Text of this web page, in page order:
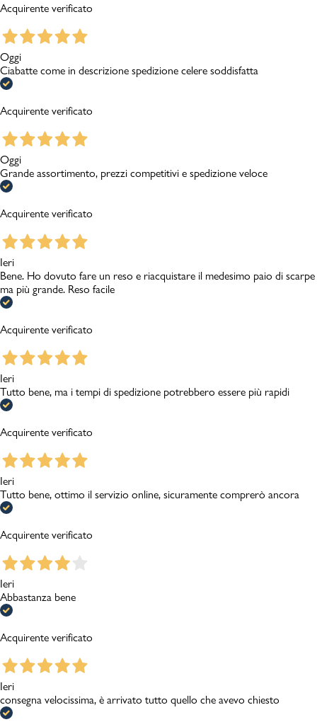
Acquirente verificato
Oggi
Ciabatte come in descrizione spedizione celere soddisfatta
Acquirente verificato
Oggi
Grande assortimento, prezzi competitivi e spedizione veloce
Acquirente verificato
Ieri
Bene. Ho dovuto fare un reso e riacquistare il medesimo paio di scarpe
ma più grande. Reso facile
Acquirente verificato
Ieri
Tutto bene, ma i tempi di spedizione potrebbero essere più rapidi
Acquirente verificato
Ieri
Tutto bene, ottimo il servizio online, sicuramente comprerò ancora
Acquirente verificato
Ieri
Abbastanza bene
Acquirente verificato
Ieri
consegna velocissima, è arrivato tutto quello che avevo chiesto